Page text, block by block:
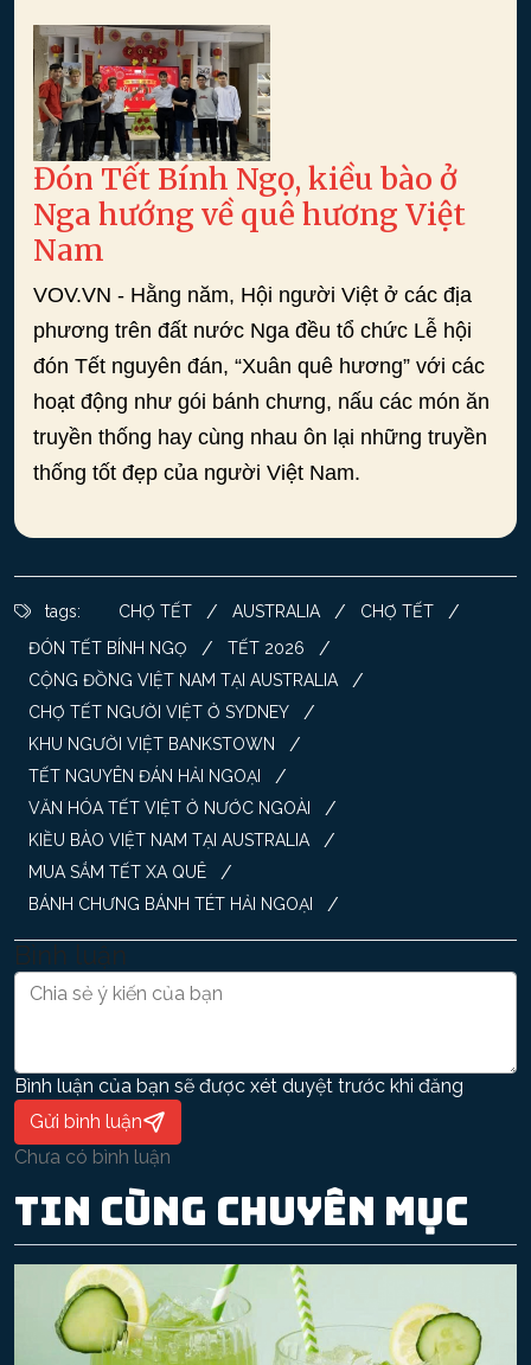
Đón Tết Bính Ngọ, kiều bào ở
Nga hướng về quê hương Việt
Nam
VOV.VN - Hằng năm, Hội người Việt ở các địa
phương trên đất nước Nga đều tổ chức Lễ hội
đón Tết nguyên đán, “Xuân quê hương” với các
hoạt động như gói bánh chưng, nấu các món ăn
truyền thống hay cùng nhau ôn lại những truyền
thống tốt đẹp của người Việt Nam.
tags: CHỢ TẾT / AUSTRALIA / CHỢ TẾT /
ĐÓN TẾT BÍNH NGỌ / TẾT 2026 /
CỘNG ĐỒNG VIỆT NAM TẠI AUSTRALIA /
CHỢ TẾT NGƯỜI VIỆT Ở SYDNEY /
KHU NGƯỜI VIỆT BANKSTOWN /
TẾT NGUYÊN ĐÁN HẢI NGOẠI /
VĂN HÓA TẾT VIỆT Ở NƯỚC NGOÀI /
KIỀU BÀO VIỆT NAM TẠI AUSTRALIA /
MUA SẮM TẾT XA QUÊ /
BÁNH CHƯNG BÁNH TÉT HẢI NGOẠI /
Bình luận
Bình luận của bạn sẽ được xét duyệt trước khi đăng
Gửi bình luận
Chưa có bình luận
Tin cùng chuyên mục